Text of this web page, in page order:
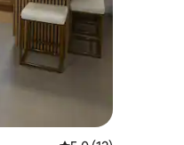
分 5 分）